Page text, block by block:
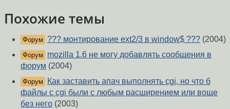
Похожие темы
Форум ??? монтирование ext2/3 в window$ ??? (2004)
Форум
mozilla 1.6 не могу добавлять сообщения в
форум (2004)
Форум
Как заставить апач выполнять cgi, но что б
файлы с cgi были с любым расширением или воще
без него (2003)